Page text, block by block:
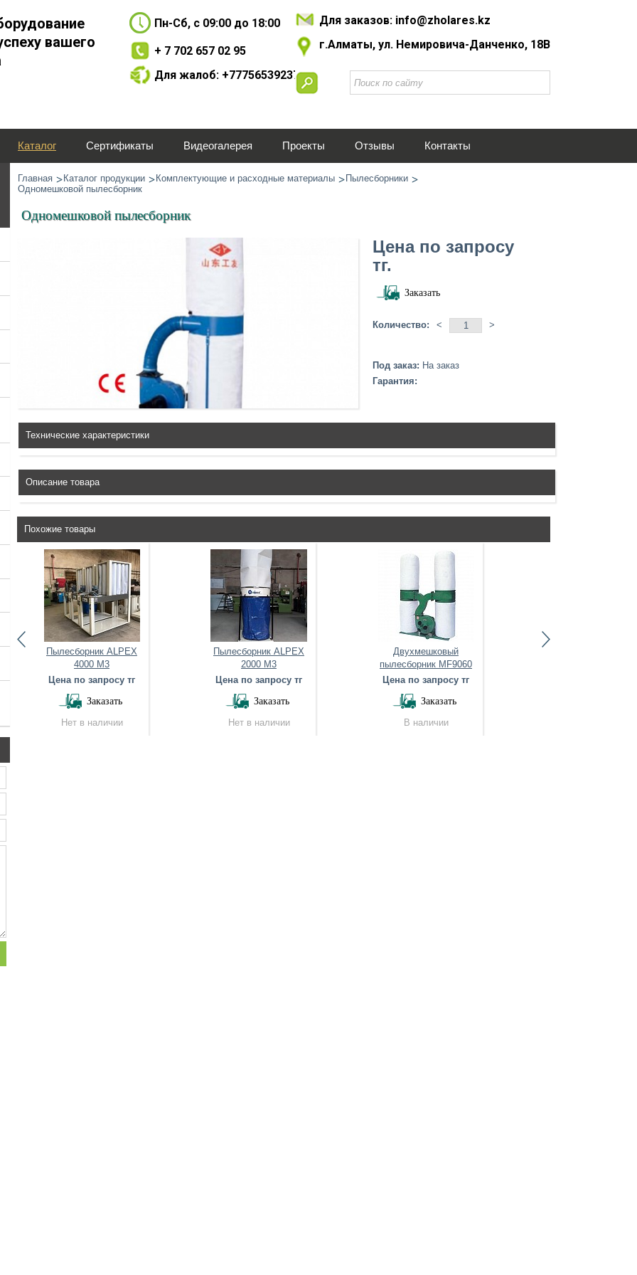
вашего
Пн-Сб, с 09:00 до 18:00
+ 7 702 657 02 95
Для жалоб: +77756539237
Для заказов: info@zholares.kz
г.Алматы, ул. Немировича-Данченко, 18В
Каталог Сертификаты Видеогалерея Проекты Отзывы Контакты
Главная Каталог продукции Комплектующие и расходные материалы
Пылесборники
Одномешковой пылесборник
Одномешковой пылесборник
Цена по запросу
тг.
Заказать
Количество: < >
Под заказ: На заказ
Гарантия:
Технические характеристики
Описание товара
Похожие товары
Пылесборник ALPEX
4000 M3
Цена по запросу тг
Заказать
Нет в наличии
Пылесборник ALPEX
2000 M3
Цена по запросу тг
Заказать
Нет в наличии
Двухмешковый
пылесборник MF9060
Цена по запросу тг
Заказать
В наличии